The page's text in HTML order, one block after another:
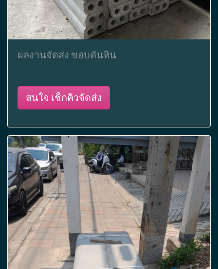
ผลงานจัดส่ง ขอบคันหิน
สนใจ เช็กคิวจัดส่ง